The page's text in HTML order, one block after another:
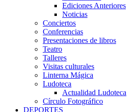
Ediciones Anteriores
Noticias
Conciertos
Conferencias
Presentaciones de libros
Teatro
Talleres
Visitas culturales
Linterna Mágica
Ludoteca
Actualidad Ludoteca
Círculo Fotográfico
DEPORTES